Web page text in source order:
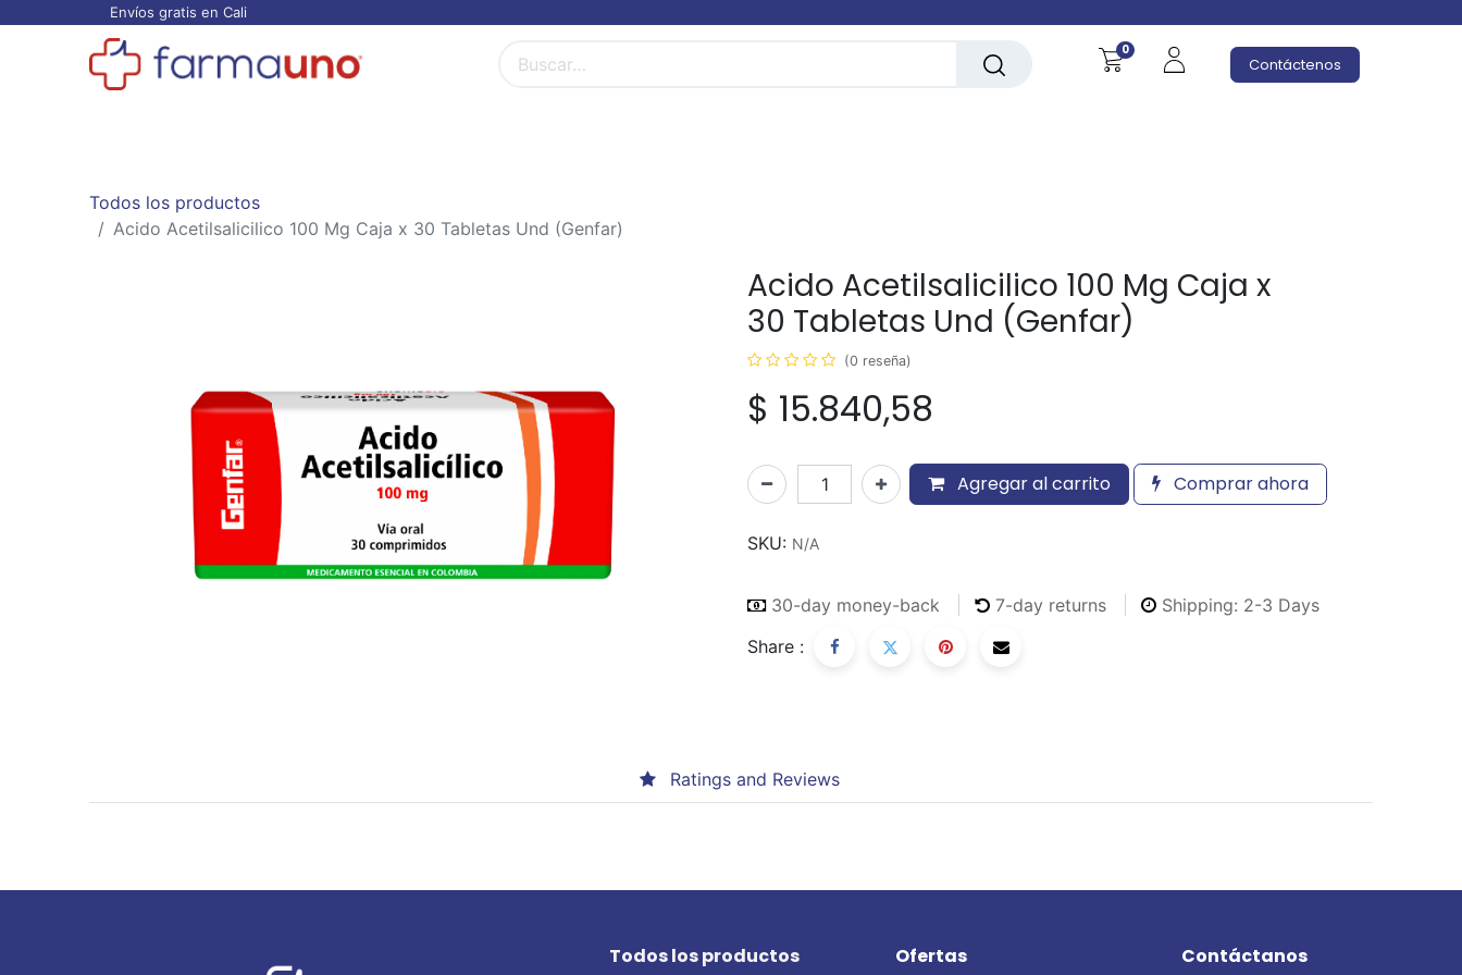
Envíos gratis en Cali
0
Contáctenos
Todos los productos
Acido Acetilsalicilico 100 Mg Caja x 30 Tabletas Und (Genfar)
Acido Acetilsalicilico 100 Mg Caja x
30 Tabletas Und (Genfar)
(0 reseña)
$ 15.840,58
Agregar al carrito Comprar ahora
SKU: N/A
30-day money-back 7-day returns
Shipping: 2-3 Days
Share :
Ratings and Reviews
Todos los productos Ofertas Contáctanos